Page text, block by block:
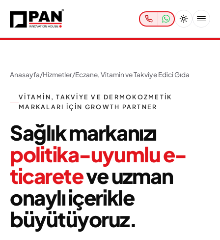
Anasayfa/Hizmetler/Eczane, Vitamin ve Takviye Edici Gıda
VITAMIN, TAKVIYE VE DERMOKOZMETIK
MARKALARI IÇIN GROWTH PARTNER
Sağlık markanızı
politika-uyumlu e-
ticareteve uzman
onaylı içerikle
büyütüyoruz.